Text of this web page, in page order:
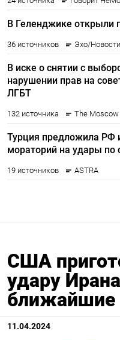
США
удару
ближайшие
11.04.2024